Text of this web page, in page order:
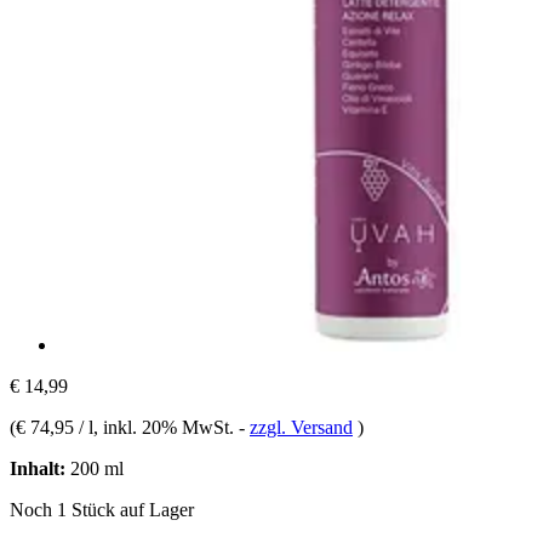
€ 14,99
(€ 74,95 / l, inkl. 20% MwSt. - zzgl. Versand )
Inhalt: 200 ml
Noch 1 Stück auf Lager